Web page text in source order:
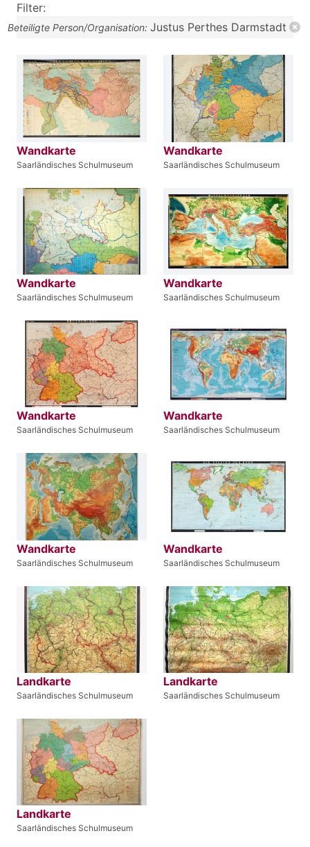
Filter:
Beteiligte Person/Organisation: Justus Perthes Darmstadt
Wandkarte
Saarländisches Schulmuseum
Wandkarte
Saarländisches Schulmuseum
Wandkarte
Saarländisches Schulmuseum
Wandkarte
Saarländisches Schulmuseum
Wandkarte
Saarländisches Schulmuseum
Wandkarte
Saarländisches Schulmuseum
Wandkarte
Saarländisches Schulmuseum
Wandkarte
Saarländisches Schulmuseum
Landkarte
Saarländisches Schulmuseum
Landkarte
Saarländisches Schulmuseum
Landkarte
Saarländisches Schulmuseum